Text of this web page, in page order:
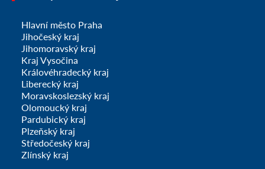
Hlavní město Praha
Jihočeský kraj
Jihomoravský kraj
Kraj Vysočina
Královéhradecký kraj
Liberecký kraj
Moravskoslezský kraj
Olomoucký kraj
Pardubický kraj
Plzeňský kraj
Středočeský kraj
Zlínský kraj